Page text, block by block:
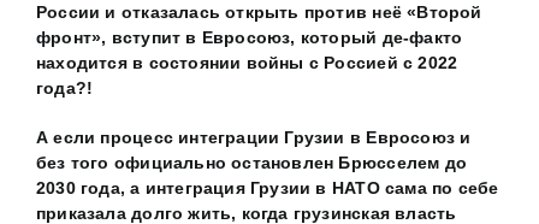
России и отказалась открыть против неё «Второй
фронт», вступит в Евросоюз, который де-факто
находится в состоянии войны с Россией с 2022
года?!
А если процесс интеграции Грузии в Евросоюз и
без того официально остановлен Брюсселем до
2030 года, а интеграция Грузии в НАТО сама по себе
приказала долго жить, когда грузинская власть